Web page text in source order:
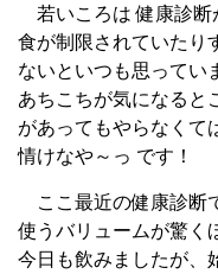
若いころは 健康診断
食が制限されていたり
ないといつも思ってい
あちこちが気になると
があってもやらなくて
情けなや～っ です！
ここ最近の健康診断
使うバリュームが驚く
今日も飲みましたが、